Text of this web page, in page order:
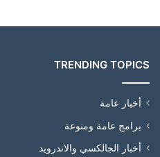
TRENDING TOPICS
أخبار عامة
برامج عامة ومنوعة
أخبار الجالكسي والاندرويد